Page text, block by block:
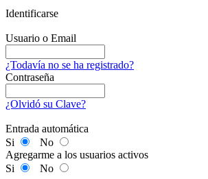
Identificarse
Usuario o Email
¿Todavía no se ha registrado?
Contraseña
¿Olvidó su Clave?
Entrada automática
Si
No
Agregarme a los usuarios activos
Si
No